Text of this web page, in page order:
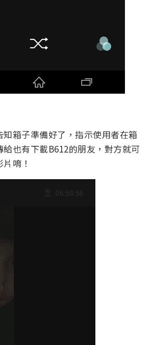
箱子準備好了，指示使用者在箱
也有下載B612的朋友，對方就可
唷！